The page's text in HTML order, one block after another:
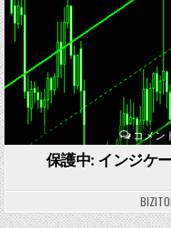
コメン
保護中: インジケ